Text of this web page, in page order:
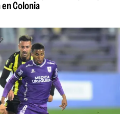
Colonia